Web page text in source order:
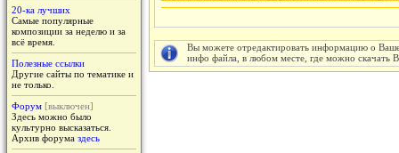
20-ка лучших
Самые популярные
композиции за неделю и за
всё время.
Полезные ссылки
Другие сайты по тематике и
не только.
Форум [выключен]
Здесь можно было
культурно высказаться.
Архив форума здесь
Вы можете отредактировать информацию о
инфо файла, в любом месте, где можно скачать